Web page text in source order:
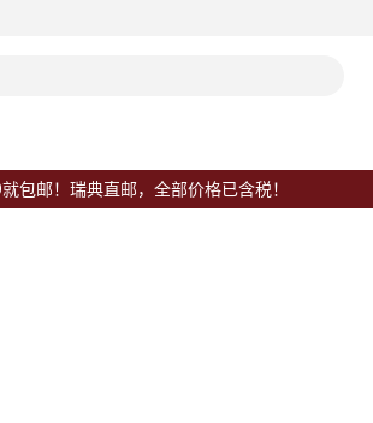
包邮！瑞典直邮，全部价格已含税！